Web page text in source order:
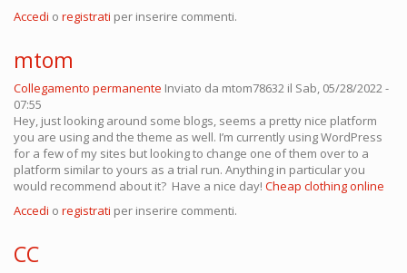
Accedi o registrati per inserire commenti.
mtom
Collegamento permanente Inviato da mtom78632 il Sab, 05/28/2022 -
07:55
Hey, just looking around some blogs, seems a pretty nice platform
you are using and the theme as well. I’m currently using WordPress
for a few of my sites but looking to change one of them over to a
platform similar to yours as a trial run. Anything in particular you
would recommend about it? Have a nice day! Cheap clothing online
Accedi o registrati per inserire commenti.
CC